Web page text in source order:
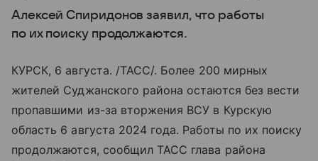
Алексей Спиридонов заявил, что работы
по их поиску продолжаются.
КУРСК, 6 августа. /ТАСС/. Более 200 мирных
жителей Суджанского района остаются без вести
пропавшими из-за вторжения ВСУ в Курскую
область 6 августа 2024 года. Работы по их поиску
продолжаются, сообщил ТАСС глава района